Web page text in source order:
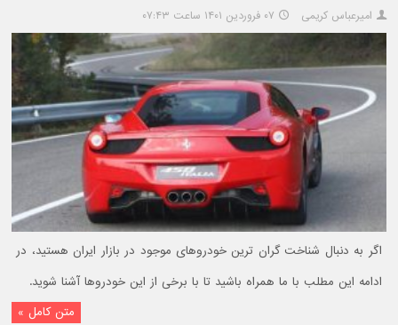
امیرعباس کریمی ۰۷ فروردین ۱۴۰۱ ساعت ۰۷:۴۳
اگر به دنبال شناخت گران ترین خودروهای موجود در بازار ایران هستید،‌ در
ادامه این مطلب با ما همراه باشید تا با برخی از این خودروها آشنا شوید.
متن کامل »